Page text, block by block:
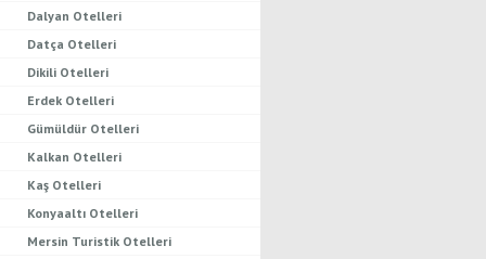
Dalyan Otelleri
Datça Otelleri
Dikili Otelleri
Erdek Otelleri
Gümüldür Otelleri
Kalkan Otelleri
Kaş Otelleri
Konyaaltı Otelleri
Mersin Turistik Otelleri